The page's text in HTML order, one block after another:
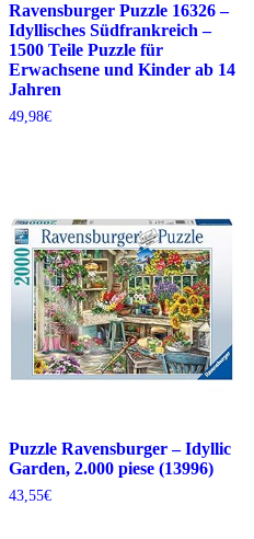
Ravensburger Puzzle 16326 –
Idyllisches Südfrankreich –
1500 Teile Puzzle für
Erwachsene und Kinder ab 14
Jahren
49,98€
Puzzle Ravensburger – Idyllic
Garden, 2.000 piese (13996)
43,55€